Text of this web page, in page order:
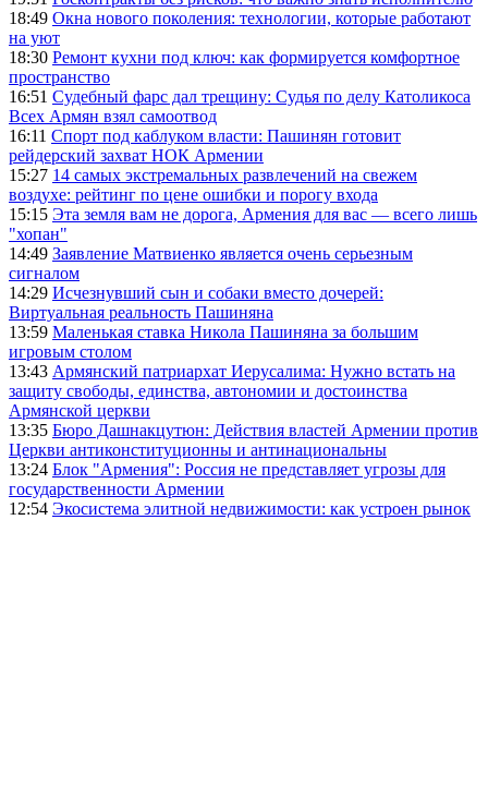
18:49 Окна нового поколения: технологии, которые работают
на уют
18:30 Ремонт кухни под ключ: как формируется комфортное
пространство
16:51 Судебный фарс дал трещину: Судья по делу Католикоса
Всех Армян взял самоотвод
16:11 Спорт под каблуком власти: Пашинян готовит
рейдерский захват НОК Армении
15:27 14 самых экстремальных развлечений на свежем
воздухе: рейтинг по цене ошибки и порогу входа
15:15 Эта земля вам не дорога, Армения для вас — всего лишь
"хопан"
14:49 Заявление Матвиенко является очень серьезным
сигналом
14:29 Исчезнувший сын и собаки вместо дочерей:
Виртуальная реальность Пашиняна
13:59 Маленькая ставка Никола Пашиняна за большим
игровым столом
13:43 Армянский патриархат Иерусалима: Нужно встать на
защиту свободы, единства, автономии и достоинства
Армянской церкви
13:35 Бюро Дашнакцутюн: Действия властей Армении против
Церкви антиконституционны и антинациональны
13:24 Блок "Армения": Россия не представляет угрозы для
государственности Армении
12:54 Экосистема элитной недвижимости: как устроен рынок